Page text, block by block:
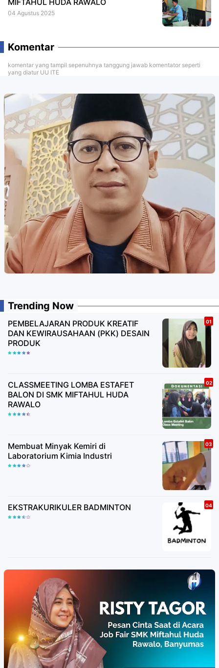
MIFTAHUL HUDA RAWALO
04 Agustus 2025
Komentar
komentar yang tampil sepenuhnya tanggung jawab komentator seperti
yang diatur UU ITE
Trending Now
PEMBELAJARAN PRODUK KREATIF
DAN KEWIRAUSAHAAN (PKK) DESAIN
PRODUK
CLASSMEETING LOMBA ESTAFET
BALON DI SMK MIFTAHUL HUDA
RAWALO
Membuat Minyak Kemiri di
Laboratorium Kimia Industri
EKSTRAKURIKULER BADMINTON